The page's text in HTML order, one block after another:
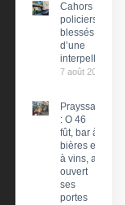
Cahors : Des
policiers
blessés lors
d’une
interpellation
7 août 2026
Prayssac
: O 46
fût, bar à
bières et
à vins, a
ouvert
ses
portes